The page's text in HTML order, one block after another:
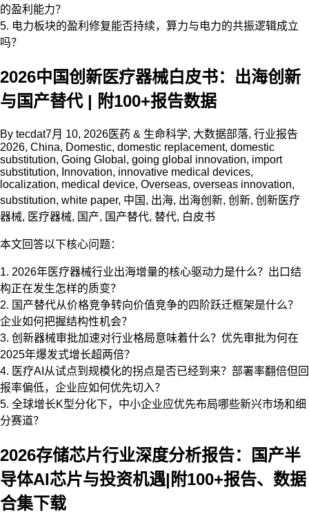
的盈利能力？
5. 电力板块的盈利修复能否持续，算力与电力的共振逻辑成立
吗？
2026中国创新医疗器械白皮书：出海创新
与国产替代 | 附100+报告数据
By tecdat7月 10, 2026医药 & 生命科学, 大数据部落, 行业报告
2026, China, Domestic, domestic replacement, domestic
substitution, Going Global , going global innovation, import
substitution, Innovation, innovative medical devices,
localization, medical device, Overseas, overseas innovation,
substitution, white paper, 中国 , 出海, 出海创新, 创新, 创新医疗
器械, 医疗器械, 国产, 国产替代, 替代, 白皮书
本文回答以下核心问题：
1. 2026年医疗器械行业出海增量的核心驱动力是什么？出口结
构正在发生怎样的质变？
2. 国产替代从价格竞争转向价值竞争的四阶跃迁框架是什么？
企业如何把握结构性机会？
3. 创新器械审批加速对行业格局意味着什么？优先审批为何在
2025年爆发式增长超两倍？
4. 医疗AI从试点到规模化的拐点是否已经到来？部署率翻倍但回
报率偏低，企业应如何优先切入？
5. 全球增长K型分化下，中小企业应优先布局哪些新兴市场和细
分赛道？
2026存储芯片行业深度分析报告：国产半
导体AI芯片与投资机遇|附100+报告、数据
合集下载